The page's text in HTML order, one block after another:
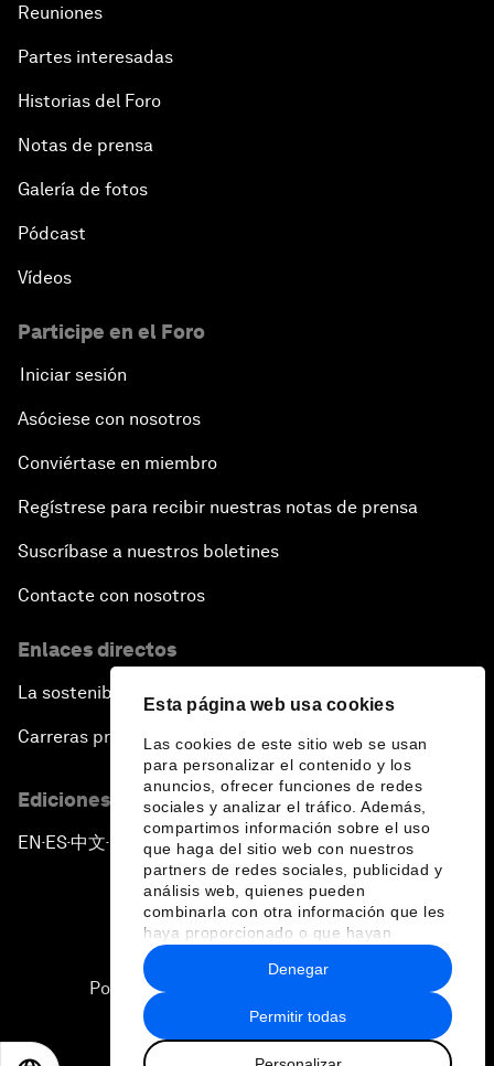
Esta página web usa cookies
Las cookies de este sitio web se usan
para personalizar el contenido y los
anuncios, ofrecer funciones de redes
sociales y analizar el tráfico. Además,
compartimos información sobre el uso
que haga del sitio web con nuestros
partners de redes sociales, publicidad y
análisis web, quienes pueden
combinarla con otra información que les
haya proporcionado o que hayan
recopilado a partir del uso que haya
hecho de sus servicios.
Permitir todas
Denegar
Reuniones
Partes interesadas
Historias del Foro
Notas de prensa
Galería de fotos
Pódcast
Vídeos
Participe en el Foro
Iniciar sesión
Asóciese con nosotros
Conviértase en miembro
Regístrese para recibir nuestras notas de prensa
Suscríbase a nuestros boletines
Contacte con nosotros
Enlaces directos
La sostenibilidad en el Foro
Carreras profesionales
Ediciones en otros idiomas
EN ▪ ES▪中文▪ 日本語
Política de privacidad y normas de uso